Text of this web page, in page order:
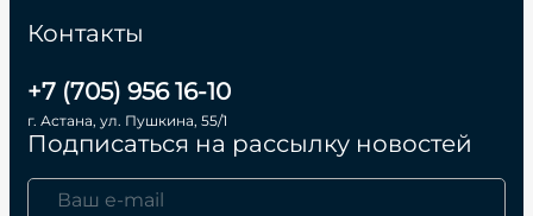
Контакты
+7 (705) 956 16-10
г. Астана, ул. Пушкина, 55/1
Подписаться на рассылку новостей